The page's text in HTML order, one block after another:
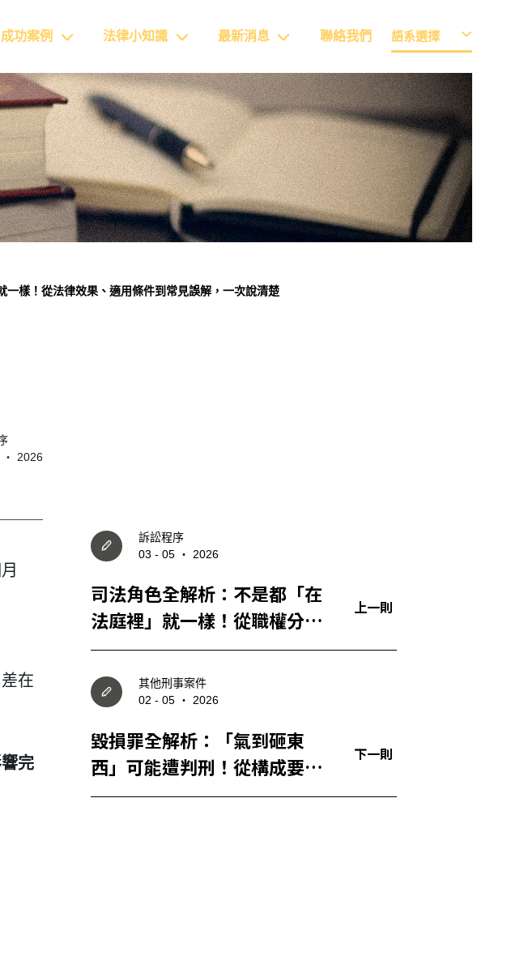
語系選擇
成功案例 法律小知識 最新消息 聯絡我們
樣！從法律效果、適用條件到常見誤解，一次說清楚
訴訟程序
03 - 05 ‧ 2026
司法角色全解析：不是都「在
法庭裡」就一樣！從職權分
工、程序定位到常見誤解，一
次說清楚
上一則
其他刑事案件
02 - 05 ‧ 2026
毀損罪全解析：「氣到砸東
西」可能遭判刑！從構成要
件、實務認定到常見地雷，一
下一則
‧ 2026
在
完